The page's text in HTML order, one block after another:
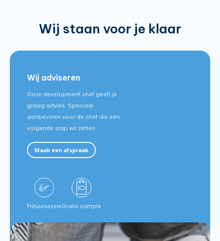
Wij staan voor je klaar
Wij adviseren
Onze development chef geeft je
graag advies. Speciaal
aanbevolen voor de chef die een
volgende stap wil zetten.
Maak een afspraak
FrituursessieGratis sample